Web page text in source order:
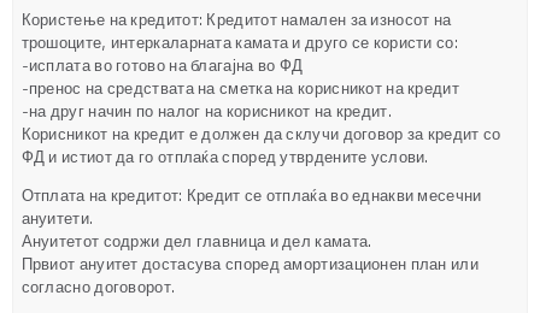
Користење на кредитот: Кредитот намален за износот на
трошоците, интеркаларната камата и друго се користи со:
-исплата во готово на благајна во ФД
-пренос на средствата на сметка на корисникот на кредит
-на друг начин по налог на корисникот на кредит.
Корисникот на кредит е должен да склучи договор за кредит со
ФД и истиот да го отплаќа според утврдените услови.
Отплата на кредитот: Кредит се отплаќа во еднакви месечни
ануитети.
Ануитетот содржи дел главница и дел камата.
Првиот ануитет достасува според амортизационен план или
согласно договорот.